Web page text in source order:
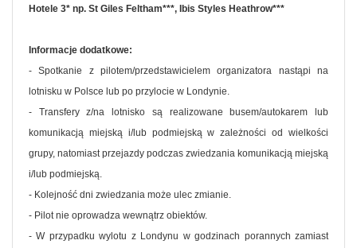
Hotele 3* np. St Giles Feltham***, Ibis Styles Heathrow***
Informacje dodatkowe:
- Spotkanie z pilotem/przedstawicielem organizatora nastąpi na
lotnisku w Polsce lub po przylocie w Londynie.
- Transfery z/na lotnisko są realizowane busem/autokarem lub
komunikacją miejską i/lub podmiejską w zależności od wielkości
grupy, natomiast przejazdy podczas zwiedzania komunikacją miejską
i/lub podmiejską.
- Kolejność dni zwiedzania może ulec zmianie.
- Pilot nie oprowadza wewnątrz obiektów.
- W przypadku wylotu z Londynu w godzinach porannych zamiast